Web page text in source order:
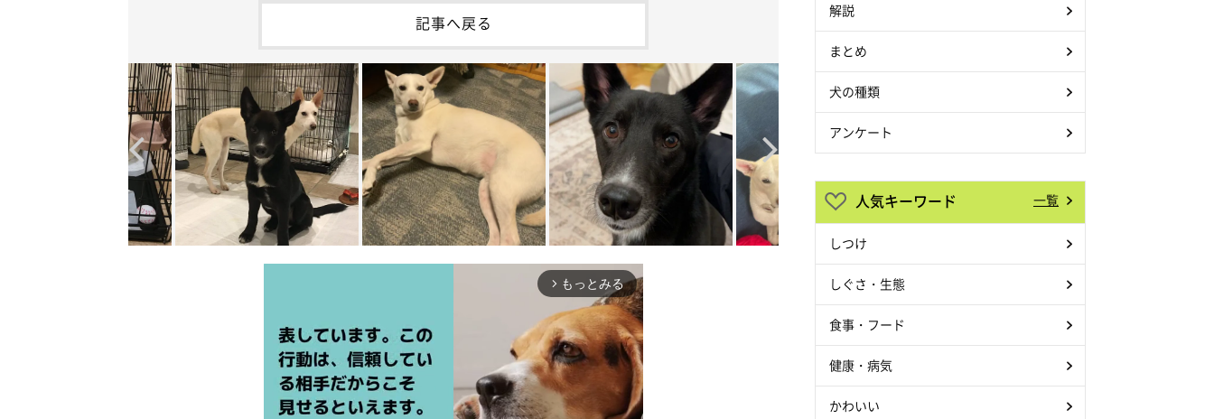
記事へ戻る
arrow_forward_ios もっとみる
解説
まとめ
犬の種類
アンケート
人気キーワード 一覧
しつけ
しぐさ・生態
食事・フード
健康・病気
かわいい